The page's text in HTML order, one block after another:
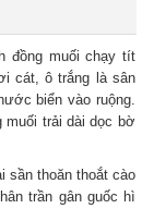
đồng muối chạy tít
cát, ô trắng là sân
biển vào ruộng.
muối trải dài dọc bờ
sần thoăn thoắt cào
trần gân guốc hì